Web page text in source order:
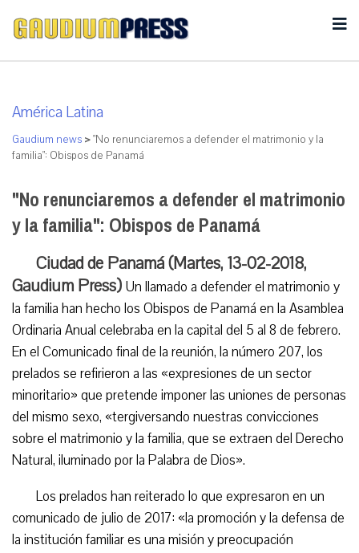
América Latina
Gaudium news >"No renunciaremos a defender el matrimonio y la
familia": Obispos de Panamá
"No renunciaremos a defender el matrimonio
y la familia": Obispos de Panamá
Ciudad de Panamá (Martes, 13-02-2018,
Gaudium Press) Un llamado a defender el matrimonio y
la familia han hecho los Obispos de Panamá en la Asamblea
Ordinaria Anual celebraba en la capital del 5 al 8 de febrero.
En el Comunicado final de la reunión, la número 207, los
prelados se refirieron a las «expresiones de un sector
minoritario» que pretende imponer las uniones de personas
del mismo sexo, «tergiversando nuestras convicciones
sobre el matrimonio y la familia, que se extraen del Derecho
Natural, iluminado por la Palabra de Dios».
Los prelados han reiterado lo que expresaron en un
comunicado de julio de 2017: «la promoción y la defensa de
la institución familiar es una misión y preocupación